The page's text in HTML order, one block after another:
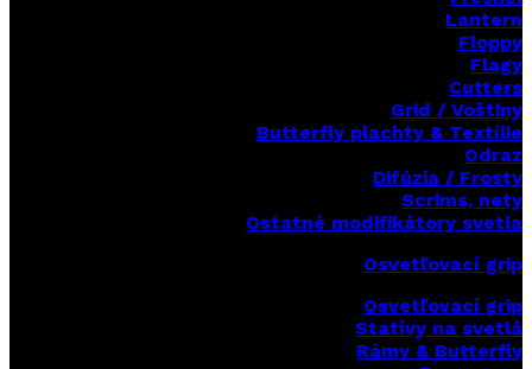
Lantern
Floppy
Flagy
Cutters
Grid / Voštiny
Butterfly plachty & Textílie
Odraz
Difúzia / Frosty
Scrims, nety
Ostatné modifikátory svetla
Osvetľovací grip
Osvetľovací grip
Statívy na svetlá
Rámy & Butterfly